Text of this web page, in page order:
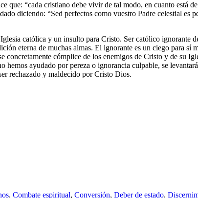
que: “cada cristiano debe vivir de tal modo, en cuanto está
diciendo: “Sed perfectos como vuestro Padre celestial
católica y un insulto para Cristo. Ser católico ignorante
eterna de muchas almas. El ignorante es un ciego para
concretamente cómplice de los enemigos de Cristo y de su
hemos ayudado por pereza o ignorancia culpable, se
rechazado y maldecido por Cristo Dios.
, Combate espiritual, Conversión, Deber de estado,